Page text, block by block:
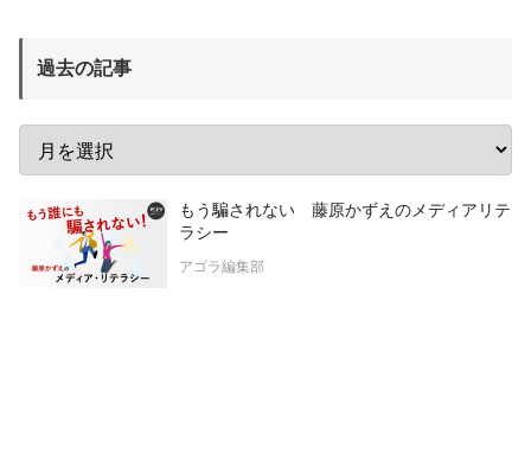
過去の記事
もう騙されない 藤原かずえのメディアリテ
ラシー
アゴラ編集部